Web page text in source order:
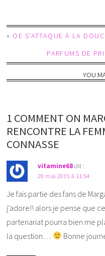
« OE S’ATTAQUE À LA
PARFUMS DE
YOU
1 COMMENT ON
RENCONTRE LA
CONNASSE
vitamine68 dit :
20 mai 2015 à 11:54
Je fais partie des fans de
j’adore!! alors je pense que
partenariat pourra bien me
la question…
Bonne